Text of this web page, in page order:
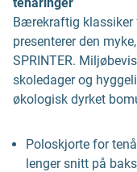
Bærekraftig klassiker
presenterer den
SPRINTER.
skoledager og
økologisk dyrket
Poloskjorte for
lenger snitt på